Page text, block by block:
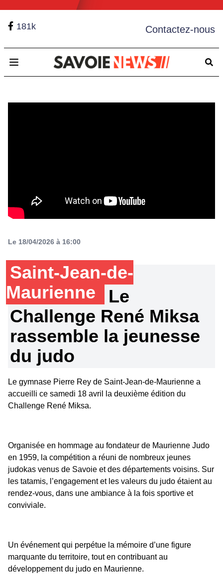
181k Contactez-nous
Open main menu
Le 18/04/2026 à 16:00
Saint-Jean-de-
Maurienne
Le
Challenge René Miksa
rassemble la jeunesse
du judo
Le gymnase Pierre Rey de Saint-Jean-de-Maurienne a
accueilli ce samedi 18 avril la deuxième édition du
Challenge René Miksa.
Organisée en hommage au fondateur de Maurienne Judo
en 1959, la compétition a réuni de nombreux jeunes
judokas venus de Savoie et des départements voisins. Sur
les tatamis, l’engagement et les valeurs du judo étaient au
rendez-vous, dans une ambiance à la fois sportive et
conviviale.
Un événement qui perpétue la mémoire d’une figure
marquante du territoire, tout en contribuant au
développement du judo en Maurienne.